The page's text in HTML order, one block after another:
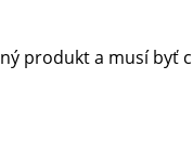
produkt a musí byť